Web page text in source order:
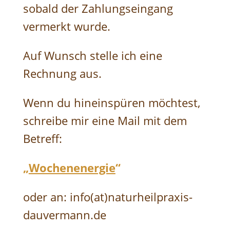
sobald der Zahlungseingang
vermerkt wurde.
Auf Wunsch stelle ich eine
Rechnung aus.
Wenn du hineinspüren möchtest,
schreibe mir eine Mail mit dem
Betreff:
„Wochenenergie“
oder an: info(at)naturheilpraxis-
dauvermann.de